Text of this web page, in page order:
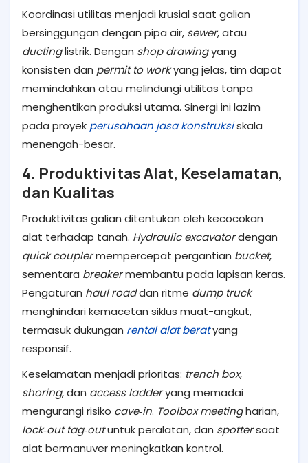
Koordinasi utilitas menjadi krusial saat galian
bersinggungan dengan pipa air, sewer, atau
ductinglistrik. Dengan shop drawingyang
konsisten dan permit to workyang jelas, tim dapat
memindahkan atau melindungi utilitas tanpa
menghentikan produksi utama. Sinergi ini lazim
pada proyek perusahaan jasa konstruksiskala
menengah-besar.
4. Produktivitas Alat, Keselamatan,
dan Kualitas
Produktivitas galian ditentukan oleh kecocokan
alat terhadap tanah. Hydraulic excavatordengan
quick couplermempercepat pergantian bucket,
sementara breakermembantu pada lapisan keras.
Pengaturan haul roaddan ritme dump truck
menghindari kemacetan siklus muat-angkut,
termasuk dukungan rental alat beratyang
responsif.
Keselamatan menjadi prioritas: trench box,
shoring, dan access ladderyang memadai
mengurangi risiko cave‑in. Toolbox meetingharian,
lock‑out tag‑outuntuk peralatan, dan spottersaat
alat bermanuver meningkatkan kontrol.